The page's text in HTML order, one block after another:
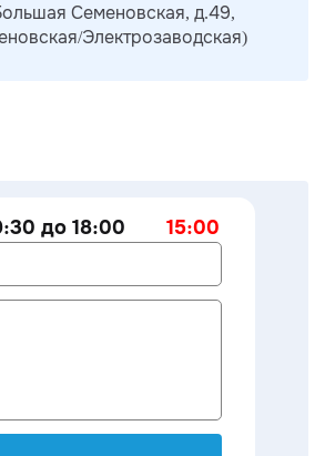
Семеновская, д.49,
Электрозаводская)
до 18:00 15:00